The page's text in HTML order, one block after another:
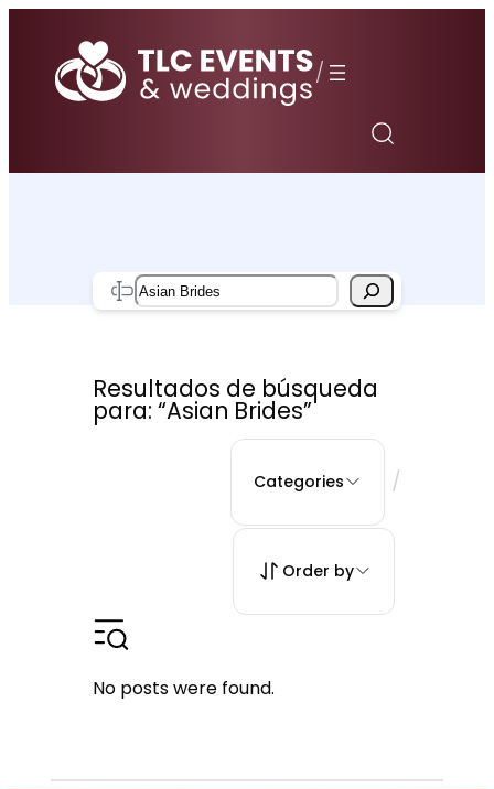
contenido
/
Search
Resultados de búsqueda
para: “Asian Brides”
Categories /
Order by
No posts were found.